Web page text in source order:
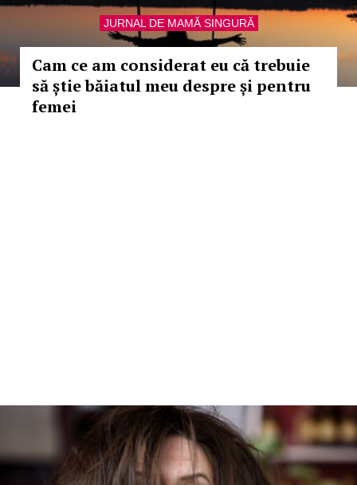
JURNAL DE MAMĂ SINGURĂ
Cam ce am considerat eu că trebuie
să știe băiatul meu despre și pentru
femei